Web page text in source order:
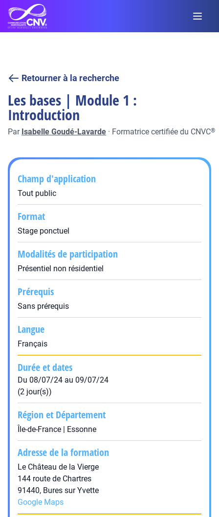
Retourner à la recherche
Les bases | Module 1 :
Introduction
Par Isabelle Goudé-Lavarde · Formatrice certifiée du CNVC®
Champ d'application
Tout public
Format
Stage ponctuel
Modalités de participation
Présentiel non résidentiel
Prérequis
Sans prérequis
Langue
Français
Durée et dates
Du 08/07/24 au 09/07/24
(2 jour(s))
Région et Département
Île-de-France | Essonne
Adresse de la formation
Le Château de la Vierge
144 route de Chartres
91440, Bures sur Yvette
Google Maps